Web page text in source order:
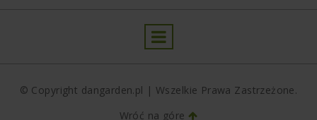
© Copyright dangarden.pl | Wszelkie Prawa Zastrzeżone.
Wróć na góre